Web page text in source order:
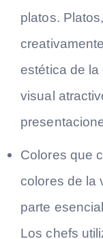
platos.
estética de
visual
Colores que
colores de la
parte
Los chefs